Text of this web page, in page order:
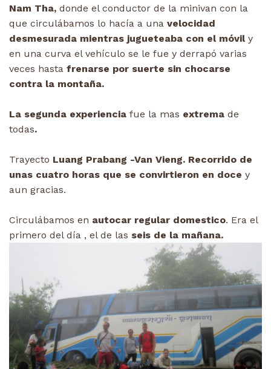
Nam Tha, donde el conductor de la minivan con la
que circulábamos lo hacía a una velocidad
desmesurada mientras jugueteaba con el móvily
en una curva el vehículo se le fue y derrapó varias
veces hasta frenarse por suerte sin chocarse
contra la montaña.
La segunda experiencia fue la mas extrema de
todas.
Trayecto Luang Prabang -Van Vieng. Recorrido de
unas cuatro horas que se convirtieron en doce y
aun gracias.
Circulábamos en autocar regular domestico. Era el
primero del día , el de las seis de la mañana.